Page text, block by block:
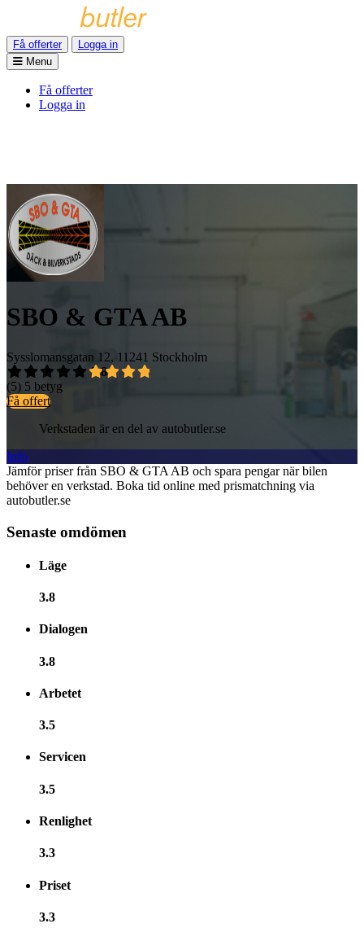
Få offerter
Logga in
Menu
Få offerter
Logga in
SBO & GTA AB
Sysslomansgatan 12, 11241 Stockholm
3,8
(5) 5 betyg
Få offert
Verkstaden är en del av autobutler.se
Info
Jämför priser från SBO & GTA AB och spara pengar när bilen
behöver en verkstad. Boka tid online med prismatchning via
autobutler.se
Senaste omdömen
Läge
3.8
Dialogen
3.8
Arbetet
3.5
Servicen
3.5
Renlighet
3.3
Priset
3.3